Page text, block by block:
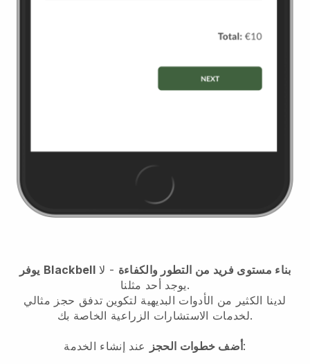
يوفر Blackbell بناء مستوى فريد من التطور والكفاءة - لا
يوجد أحد مثلنا.
لدينا الكثير من الأدوات البديهية لتكوين تدفق حجز مثالي
لخدمات الاستشارات الزراعية الخاصة بك.
أضف خطوات الحجزعند إنشاء الخدمة: